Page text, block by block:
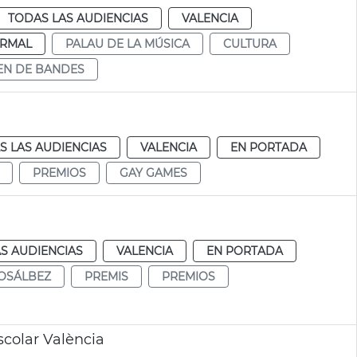
TODAS LAS AUDIENCIAS
VALENCIA
PALAU DE LA MÚSICA
CULTURA
DE BANDES
LAS AUDIENCIAS VALENCIA
EN PORTADA
PREMIOS
GAY GAMES
AUDIENCIAS VALENCIA
EN PORTADA
PREMIS PREMIOS
València